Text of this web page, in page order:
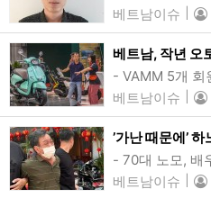
베트남이슈
베트남이슈
베트남이슈